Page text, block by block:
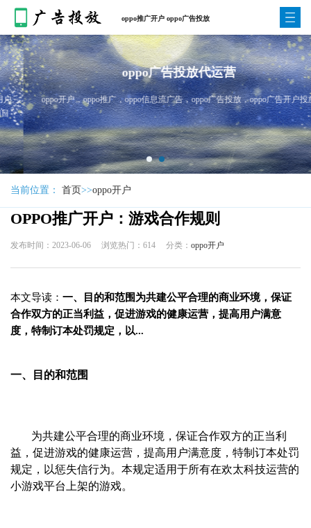
oppo推广开户 oppo广告投放
oppo广告投放代运营
oppo开户，oppo推广，oppo信息流广告，oppo广告投放，oppo广告开户投放
当前位置： 首页>>oppo开户
OPPO推广开户：游戏合作规则
发布时间：2023-06-06 浏览热门：614 分类： oppo开户
本文导读： 一、目的和范围为共建公平合理的商业环境，保证
合作双方的正当利益，促进游戏的健康运营，提高用户满意
度，特制订本处罚规定，以...
一、目的和范围
为共建公平合理的商业环境，保证合作双方的正当利
益，促进游戏的健康运营，提高用户满意度，特制订本处罚
规定，以惩失信行为。本规定适用于所有在欢太科技运营的
小游戏平台上架的游戏。